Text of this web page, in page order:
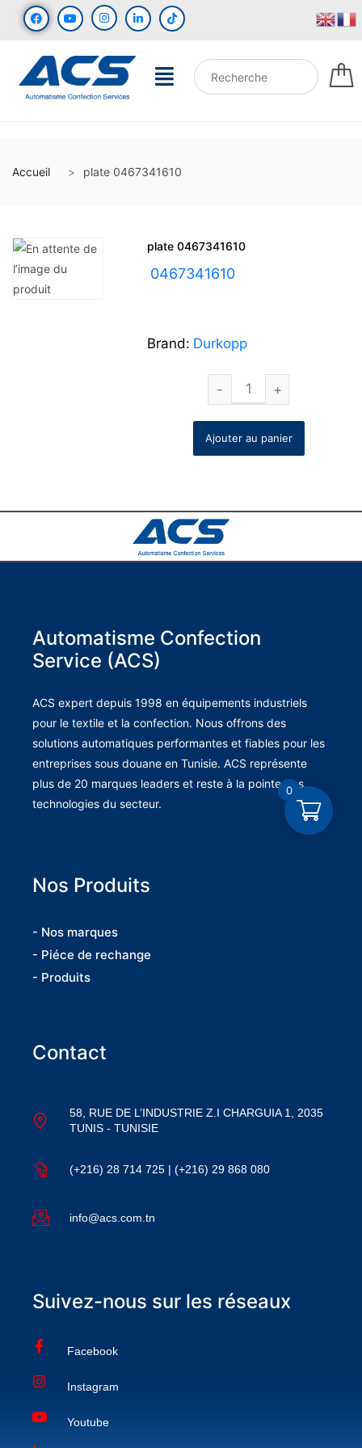
Accueil plate 0467341610
plate 0467341610
0467341610
Brand: Durkopp
Ajouter au panier
Automatisme Confection
Service (ACS)
ACS expert depuis 1998 en équipements industriels
pour le textile et la confection. Nous offrons des
solutions automatiques performantes et fiables pour les
entreprises sous douane en Tunisie. ACS représente
plus de 20 marques leaders et reste à la pointe des
technologies du secteur.
Nos Produits
- Nos marques
- Piéce de rechange
- Produits
Contact
58, RUE DE L’INDUSTRIE Z.I CHARGUIA 1, 2035
TUNIS - TUNISIE
(+216) 28 714 725 | (+216) 29 868 080
info@acs.com.tn
Suivez-nous sur les réseaux
Facebook
Instagram
Youtube
0